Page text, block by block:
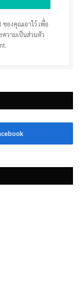
องคุณเอาไว้ เพื่อ
ความเป็นส่วนตัว